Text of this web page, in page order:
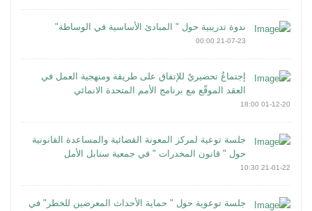
ندوة تدريبية حول " المبادئ الأساسية في الوساطة"
21-07-23 00:00
إجتماعٌ تحضيريٌ للإتفاق على طريقة ومنهجية العمل في
العقد الموقّع مع برنامج الأمم المتحدة الانمائي
01-12-20 18:00
جلسة توعية لمركز المعونة القضائية والمساعدة القانونية
حول " قانون المخدرات " في جمعية سنابل الأمل
21-01-22 10:30
جلسة توعوية حول " حماية الأحداث المعرضين للخطر" في